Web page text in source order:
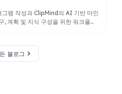
램 작성과 ClipMind의 AI 기반 마인
, 계획 및 지식 구성을 위한 워크플로
블로그